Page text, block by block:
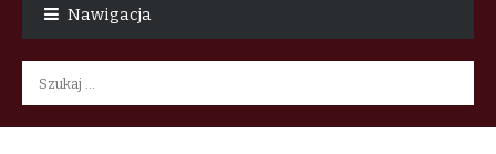
Nawigacja
Szukaj: